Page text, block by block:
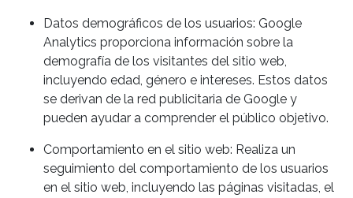
Datos demográficos de los usuarios: Google
Analytics proporciona información sobre la
demografía de los visitantes del sitio web,
incluyendo edad, género e intereses. Estos datos
se derivan de la red publicitaria de Google y
pueden ayudar a comprender el público objetivo.
Comportamiento en el sitio web: Realiza un
seguimiento del comportamiento de los usuarios
en el sitio web, incluyendo las páginas visitadas, el